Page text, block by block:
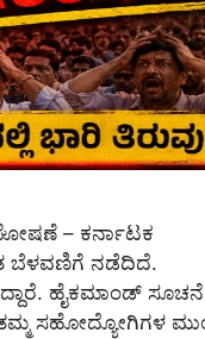
ಘೋಷಣೆ – ಕರ್ನಾಟಕ
ಬೆಳವಣಿಗೆ ನಡೆದಿದೆ.
ಹೈಕಮಾಂಡ್
ತಮ್ಮ ಸಹೋದ್ಯೋಗಿಗಳ